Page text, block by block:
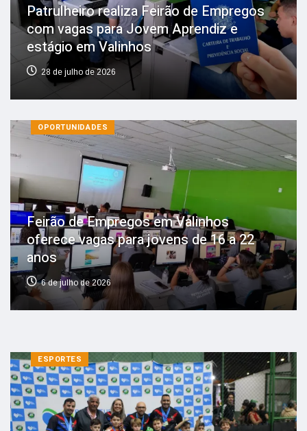
Patrulheiro realiza Feirão de Empregos
com vagas para Jovem Aprendiz e
estágio em Valinhos
28 de julho de 2026
OPORTUNIDADES
Feirão de Empregos em Valinhos
oferece vagas para jovens de 16 a 22
anos
6 de julho de 2026
ESPORTES